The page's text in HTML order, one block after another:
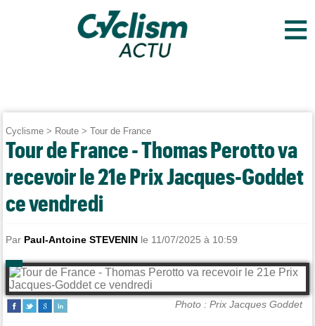
≡
Cyclisme > Route >Tour de France
Tour de France - Thomas Perotto va
recevoir le 21e Prix Jacques-Goddet
ce vendredi
Par Paul-Antoine STEVENIN le 11/07/2025 à 10:59
Photo : Prix Jacques Goddet